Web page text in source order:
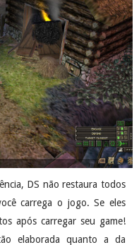
DS não restaura todos
carrega o jogo. Se eles
após carregar seu game!
elaborada quanto a da